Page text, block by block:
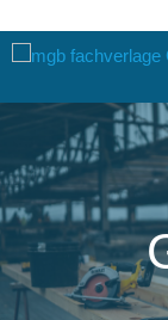
Zum
springen